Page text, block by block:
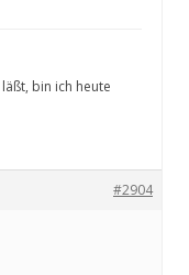
bin ich heute
#2904